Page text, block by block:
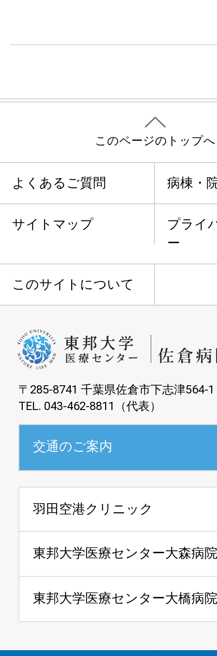
このページのトップへ
よくあるご質問 病棟・
サイトマップ
プライ
ー
このサイトについて
〒285-8741 千葉県佐倉市下志津564-1
TEL. 043-462-8811（代表）
交通のご案内
羽田空港クリニック
東邦大学医療センター大森病
東邦大学医療センター大橋病